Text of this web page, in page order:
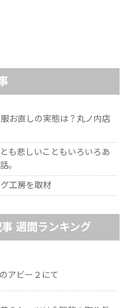
お直しの実態は？丸ノ内店
も悲しいこともいろいろあ
。
工房を取材
週間ランキング
アビー２にて